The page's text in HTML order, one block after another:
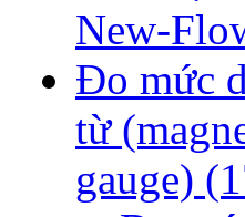
New-
Đo mức
từ
gauge)